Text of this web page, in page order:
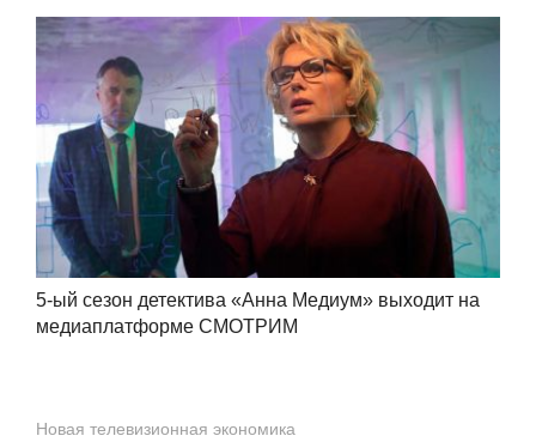
5-ый сезон детектива «Анна Медиум» выходит на
медиаплатформе СМОТРИМ
Новая телевизионная экономика